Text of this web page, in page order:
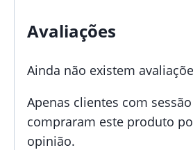
Avaliações
Ainda não existem
Apenas clientes com
compraram este produto
opinião.